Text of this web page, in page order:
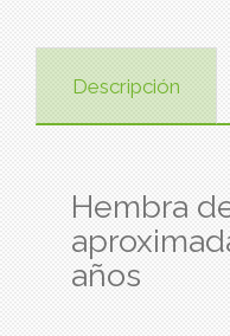
Descripción
Hembra
años